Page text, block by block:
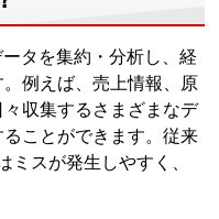
タを集約・分析し、経
例えば、売上情報、原
収集するさまざまなデ
ことができます。従来
ミスが発生しやすく、